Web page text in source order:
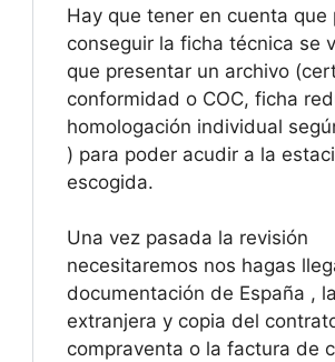
Hay que tener en cuenta que
conseguir la ficha técnica se
que presentar un archivo
conformidad o COC, ficha
homologación individual
) para poder acudir a la
escogida.
Una vez pasada la revisión
necesitaremos nos hagas
documentación de España , la
extranjera y copia del
compraventa o la factura de